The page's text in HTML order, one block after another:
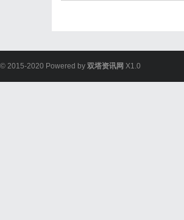
© 2015-2020 Powered by 双塔资讯网 X1.0